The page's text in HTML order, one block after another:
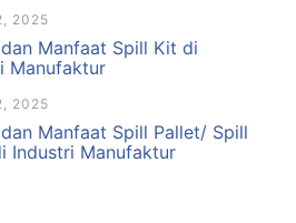
2025
Manfaat Spill Kit di
Manufaktur
2025
Manfaat Spill Pallet/ Spill
Industri Manufaktur